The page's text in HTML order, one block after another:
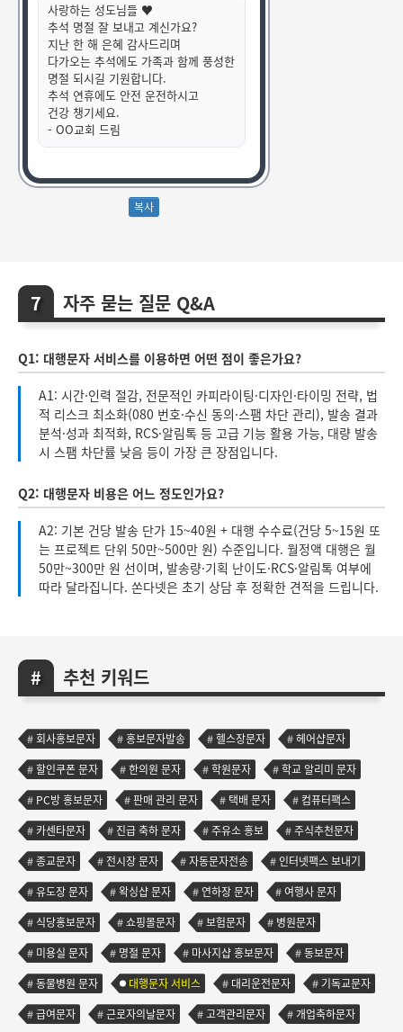
사랑하는 성도님들 ♥
추석 명절 잘 보내고 계신가요?
지난 한 해 은혜 감사드리며
다가오는 추석에도 가족과 함께 풍성한
명절 되시길 기원합니다.
추석 연휴에도 안전 운전하시고
건강 챙기세요.
- OO교회 드림
자주 묻는 질문 Q&A
Q1: 대행문자 서비스를 이용하면 어떤 점이 좋은가요?
A1: 시간·인력 절감, 전문적인 카피라이팅·디자인·타이밍 전략, 법
적 리스크 최소화(080 번호·수신 동의·스팸 차단 관리), 발송 결과
분석·성과 최적화, RCS·알림톡 등 고급 기능 활용 가능, 대량 발송
시 스팸 차단률 낮음 등이 가장 큰 장점입니다.
Q2: 대행문자 비용은 어느 정도인가요?
A2: 기본 건당 발송 단가 15~40원 + 대행 수수료(건당 5~15원 또
는 프로젝트 단위 50만~500만 원) 수준입니다. 월정액 대행은 월
50만~300만 원 선이며, 발송량·기획 난이도·RCS·알림톡 여부에
따라 달라집니다. 쏜다넷은 초기 상담 후 정확한 견적을 드립니다.
추천 키워드
회사홍보문자 홍보문자발송 헬스장문자
헤어샵문자
할인쿠폰 문자
한의원 문자 학원문자
학교 알리미 문자
PC방 홍보문자
판매 관리 문자 택배 문자
컴퓨터팩스
카센타문자
진급 축하 문자 주유소 홍보
주식추천문자
종교문자
전시장 문자 자동문자전송
인터넷팩스 보내기
유도장 문자
왁싱샵 문자 연하장 문자
여행사 문자
식당홍보문자
쇼핑몰문자 보험문자
병원문자
미용실 문자
명절 문자 마사지샵 홍보문자
동보문자
동물병원 문자
대행문자 서비스 대리운전문자
기독교문자
급여문자
근로자의날문자 고객관리문자 개업축하문자